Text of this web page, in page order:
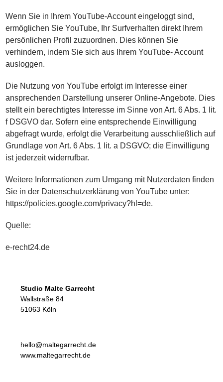
Wenn Sie in Ihrem YouTube-Account eingeloggt sind,
ermöglichen Sie YouTube, Ihr Surfverhalten direkt Ihrem
persönlichen Profil zuzuordnen. Dies können Sie
verhindern, indem Sie sich aus Ihrem YouTube- Account
ausloggen.
Die Nutzung von YouTube erfolgt im Interesse einer
ansprechenden Darstellung unserer Online-Angebote. Dies
stellt ein berechtigtes Interesse im Sinne von Art. 6 Abs. 1 lit.
f DSGVO dar. Sofern eine entsprechende Einwilligung
abgefragt wurde, erfolgt die Verarbeitung ausschließlich auf
Grundlage von Art. 6 Abs. 1 lit. a DSGVO; die Einwilligung
ist jederzeit widerrufbar.
Weitere Informationen zum Umgang mit Nutzerdaten finden
Sie in der Datenschutzerklärung von YouTube unter:
https://policies.google.com/privacy?hl=de.
Quelle:
e-recht24.de
Studio Malte Garrecht
Wallstraße 84
51063 Köln
hello@maltegarrecht.de
www.maltegarrecht.de